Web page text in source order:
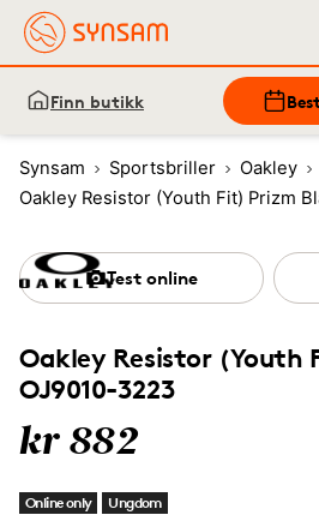
Finn butikk
Synsam Sportsbriller
Oakley
Oakley Resistor (Youth Fit) Prizm
Oakley Resistor (Youth
OJ9010-3223
kr 882
Online only Ungdom
Test online